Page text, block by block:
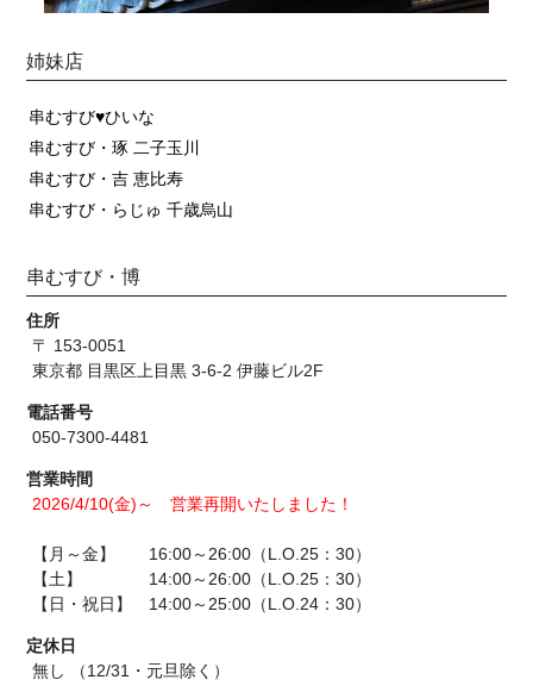
姉妹店
串むすび♥ひいな
串むすび・琢 二子玉川
串むすび・吉 恵比寿
串むすび・らじゅ 千歳烏山
串むすび・博
住所
〒 153-0051
東京都 目黒区上目黒 3-6-2 伊藤ビル2F
電話番号
050-7300-4481
営業時間
2026/4/10(金)～ 営業再開いたしました！
【月～金】 16:00～26:00（L.O.25：30）
【土】 14:00～26:00（L.O.25：30）
【日・祝日】 14:00～25:00（L.O.24：30）
定休日
無し （12/31・元旦除く）